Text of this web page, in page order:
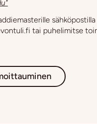
sähköpostilla
tai puhelimitse